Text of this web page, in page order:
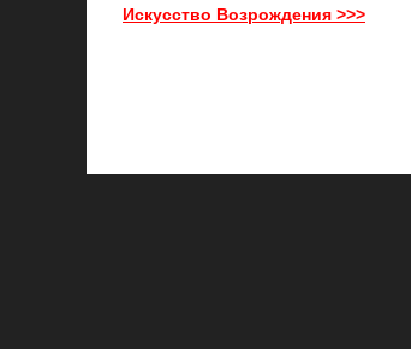
Искусство Возрождения >>>